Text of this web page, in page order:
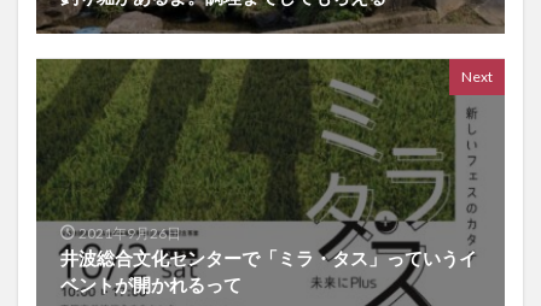
Next
2021年9月26日
井波総合文化センターで「ミラ・タス」っていうイ
ベントが開かれるって